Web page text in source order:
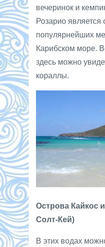
вечеринок и
Розарио является
популярнейших
Карибском море.
здесь можно
кораллы.
Острова Кайкос
Солт-Кей)
В этих водах